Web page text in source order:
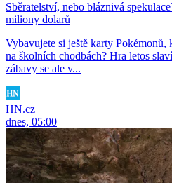
Sběratelství, nebo bláznivá
miliony dolarů
Vybavujete si ještě karty Pokémonů,
na školních chodbách? Hra letos
zábavy se ale v...
HN.cz
dnes, 05:00